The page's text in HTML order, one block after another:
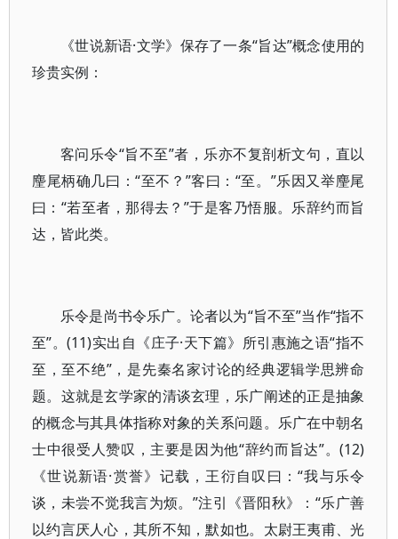
《世说新语·文学》保存了一条“旨达”概念使用的
珍贵实例：
客问乐令“旨不至”者，乐亦不复剖析文句，直以
麈尾柄确几曰：“至不？”客曰：“至。”乐因又举麈尾
曰：“若至者，那得去？”于是客乃悟服。乐辞约而旨
达，皆此类。
乐令是尚书令乐广。论者以为“旨不至”当作“指不
至”。(11)实出自《庄子·天下篇》所引惠施之语“指不
至，至不绝”，是先秦名家讨论的经典逻辑学思辨命
题。这就是玄学家的清谈玄理，乐广阐述的正是抽象
的概念与其具体指称对象的关系问题。乐广在中朝名
士中很受人赞叹，主要是因为他“辞约而旨达”。(12)
《世说新语·赏誉》记载，王衍自叹曰：“我与乐令
谈，未尝不觉我言为烦。”注引《晋阳秋》：“乐广善
以约言厌人心，其所不知，默如也。太尉王夷甫、光